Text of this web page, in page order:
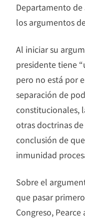
Departamento
los argumentos
Al iniciar su
presidente tiene
pero no está por
separación de
constitucionales,
otras doctrinas
conclusión de
inmunidad
Sobre el
que pasar
Congreso,